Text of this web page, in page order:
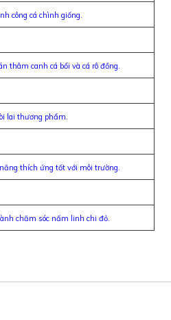
công cá chình giống.
thâm canh cá bổi và cá rô đồng.
lai thương phẩm.
thích ứng tốt với môi trường.
chăm sóc nấm linh chi đỏ.